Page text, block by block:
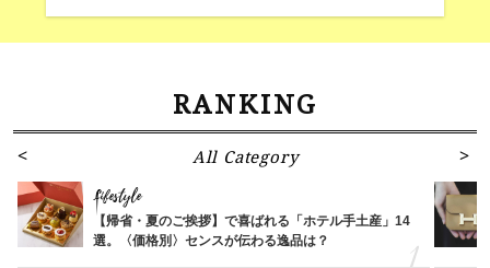
RANKING
All Category
Lifestyle
【帰省・夏のご挨拶】で喜ばれる「ホテル手土産」14
選。〈価格別〉センスが伝わる逸品は？